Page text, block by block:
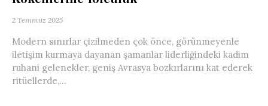
2 Temmuz 2025
Modern sınırlar çizilmeden çok önce, görünmeyenle
iletişim kurmaya dayanan şamanlar liderliğindeki kadim
ruhani gelenekler, geniş Avrasya bozkırlarını kat ederek
ritüellerde,...